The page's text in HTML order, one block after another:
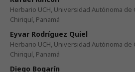
Herbario UCH, Universidad Autónoma de
Chiriquí, Panamá
Eyvar Rodríguez Quiel
Herbario UCH, Universidad Autónoma de
Chiriquí, Panamá
Diego Bogarín